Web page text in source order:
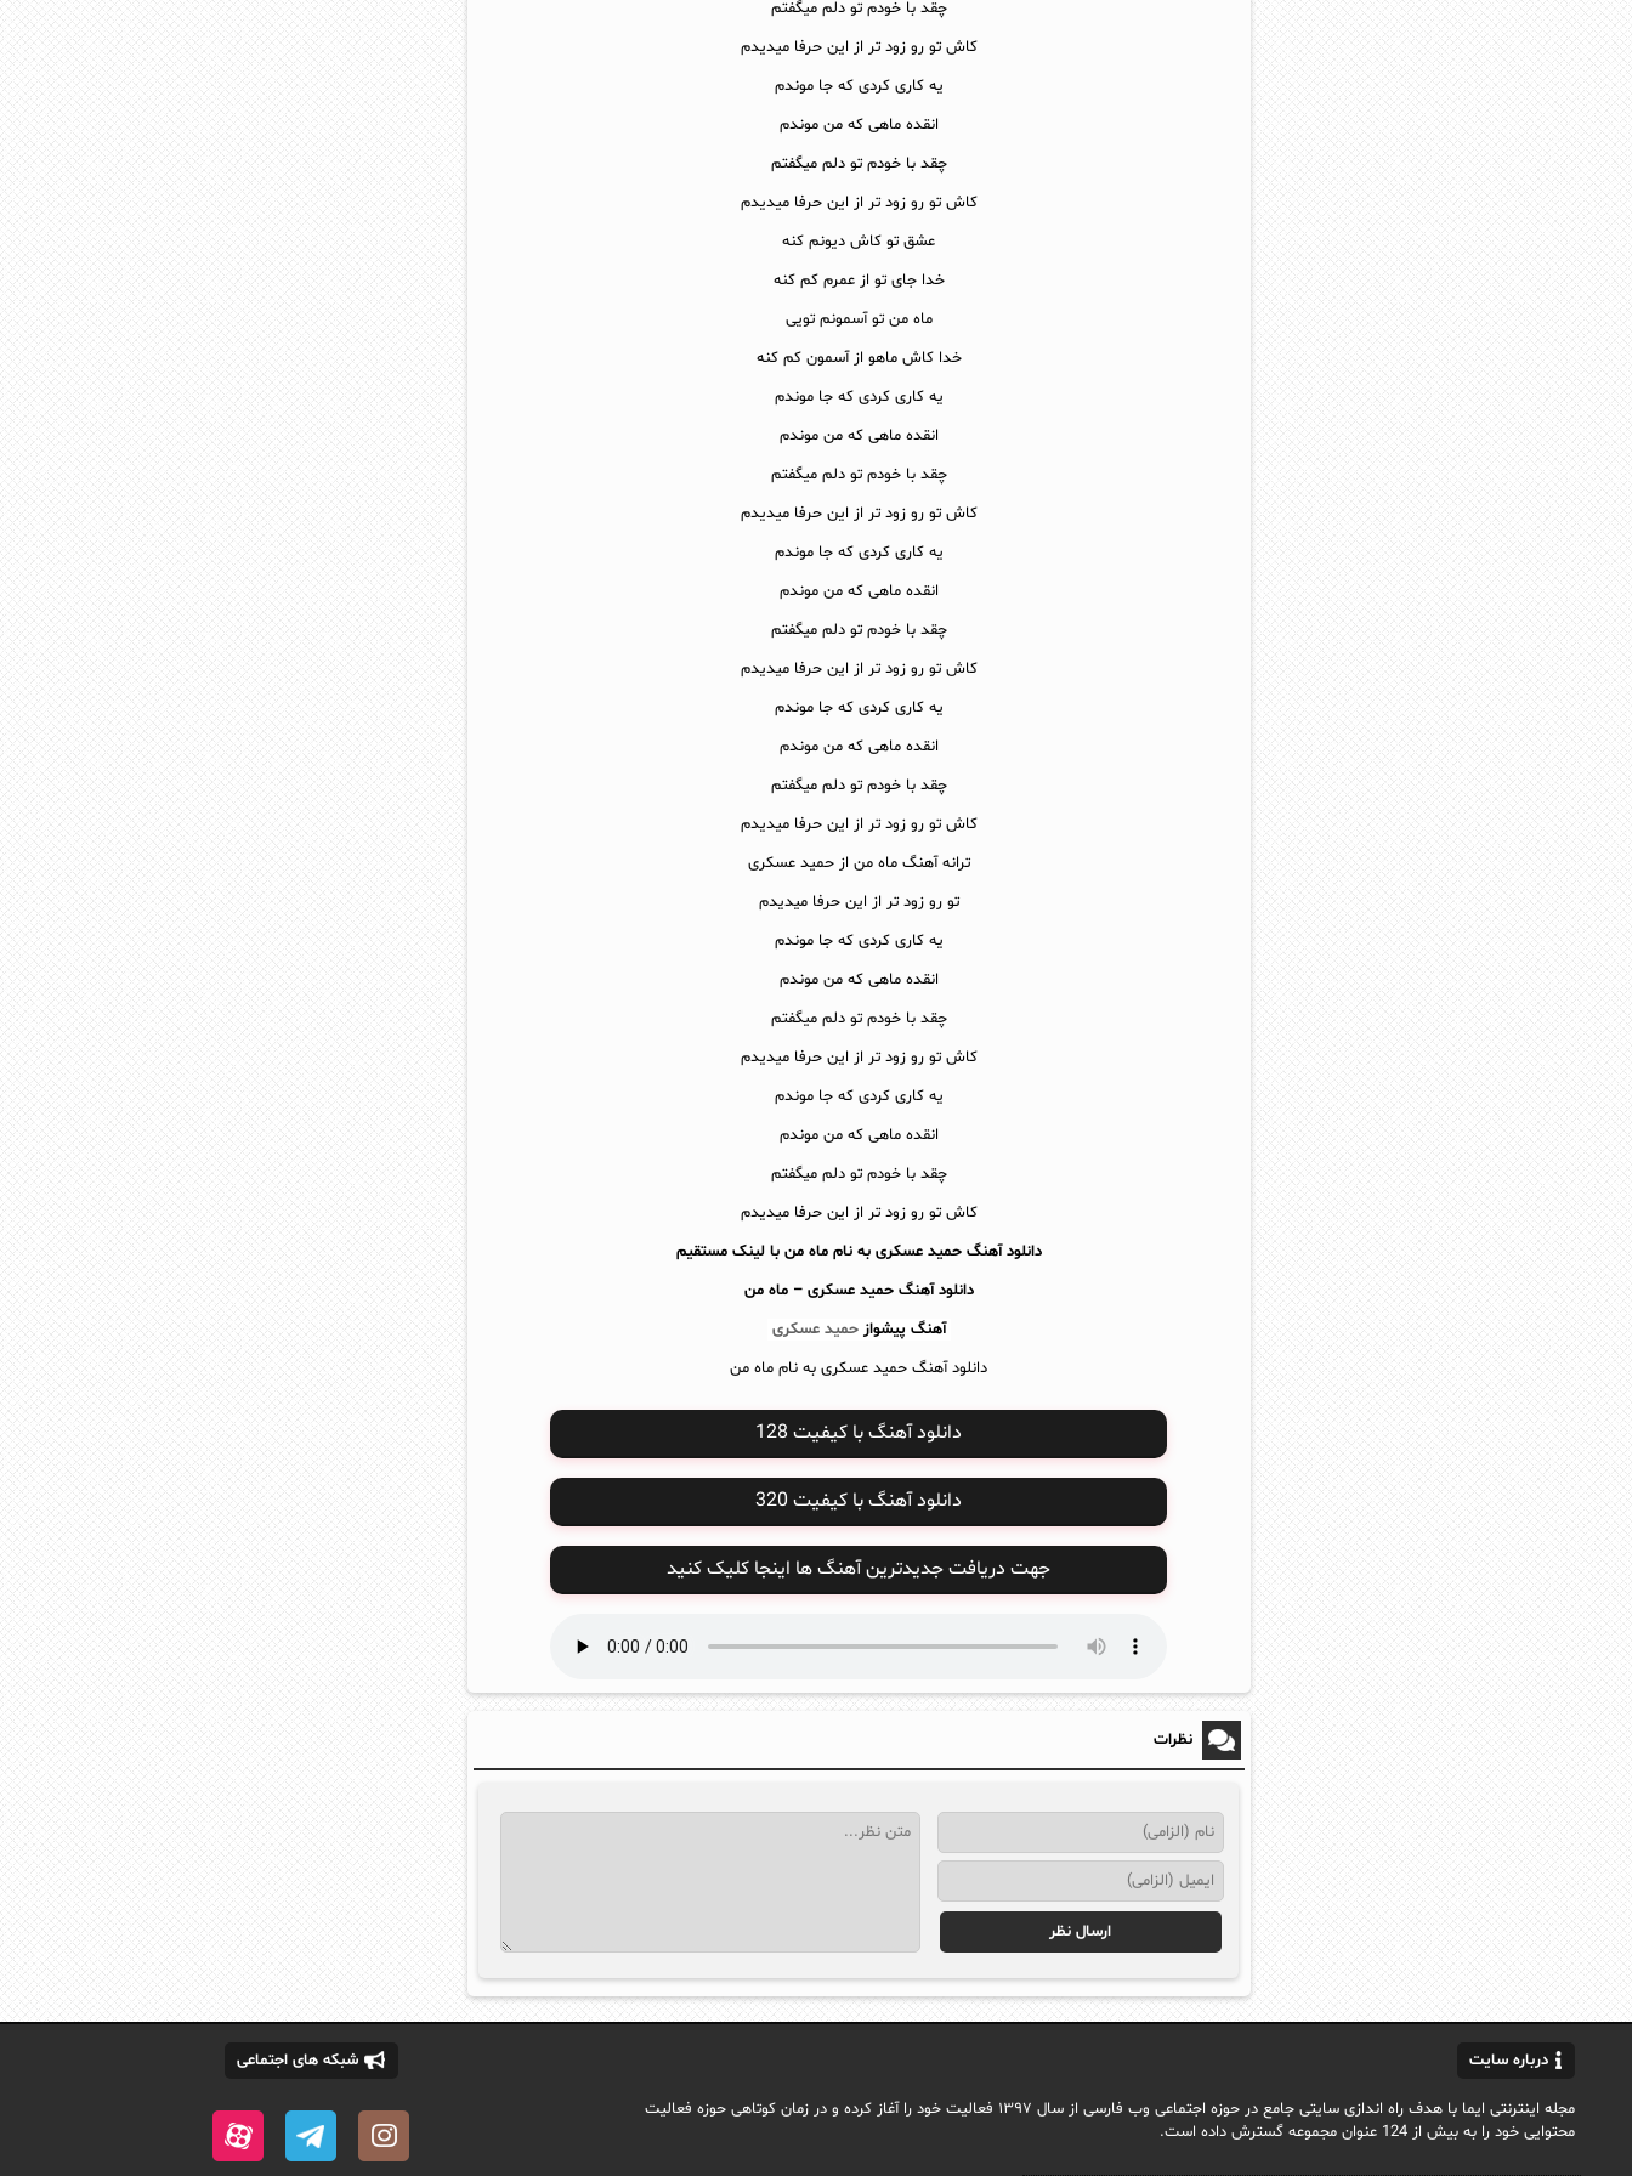
چقد با خودم تو دلم میگفتم
کاش تو رو زود تر از این حرفا میدیدم
یه کاری کردی که جا موندم
انقده ماهی که من موندم
چقد با خودم تو دلم میگفتم
کاش تو رو زود تر از این حرفا میدیدم
عشق تو کاش دیونم کنه
خدا جای تو از عمرم کم کنه
ماه من تو آسمونم تویی
خدا کاش ماهو از آسمون کم کنه
یه کاری کردی که جا موندم
انقده ماهی که من موندم
چقد با خودم تو دلم میگفتم
کاش تو رو زود تر از این حرفا میدیدم
یه کاری کردی که جا موندم
انقده ماهی که من موندم
چقد با خودم تو دلم میگفتم
کاش تو رو زود تر از این حرفا میدیدم
یه کاری کردی که جا موندم
انقده ماهی که من موندم
چقد با خودم تو دلم میگفتم
کاش تو رو زود تر از این حرفا میدیدم
ترانه آهنگ ماه من از حمید عسکری
تو رو زود تر از این حرفا میدیدم
یه کاری کردی که جا موندم
انقده ماهی که من موندم
چقد با خودم تو دلم میگفتم
کاش تو رو زود تر از این حرفا میدیدم
یه کاری کردی که جا موندم
انقده ماهی که من موندم
چقد با خودم تو دلم میگفتم
کاش تو رو زود تر از این حرفا میدیدم
دانلود آهنگ حمید عسکری به نام ماه من با لینک مستقیم
دانلود آهنگ حمید عسکری – ماه من
آهنگ پیشواز حمید عسکری
دانلود آهنگ حمید عسکری به نام ماه من
دانلود آهنگ با کیفیت 128
دانلود آهنگ با کیفیت 320
جهت دریافت جدیدترین آهنگ ها اینجا کلیک کنید
نظرات
درباره سایت
مجله اینترنتی ایما با هدف راه اندازی سایتی جامع در حوزه اجتماعی وب فارسی از سال ۱۳۹۷ فعالیت خود را آغاز کرده و در زمان کوتاهی حوزه فعالیت
محتوایی خود را به بیش از 124 عنوان مجموعه گسترش داده است.
شبکه های اجتماعی